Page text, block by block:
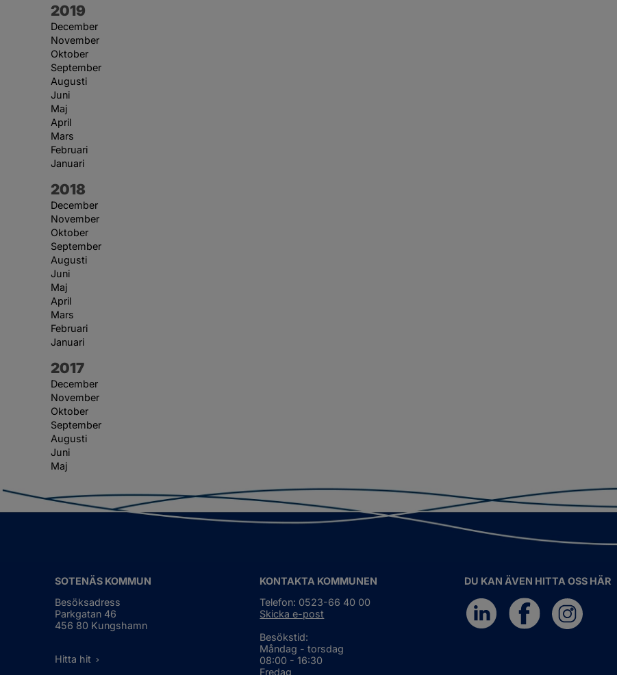
År:
2019
December
November
Oktober
September
Augusti
Juni
Maj
April
Mars
Februari
Januari
År:
2018
December
November
Oktober
September
Augusti
Juni
Maj
April
Mars
Februari
Januari
År:
2017
December
November
Oktober
September
Augusti
Juni
Maj
SOTENÄS KOMMUN
Besöksadress
Parkgatan 46
456 80 Kungshamn
Hitta hit
KONTAKTA KOMMUNEN
Telefon: 0523-66 40 00
Skicka e-post
Besökstid:
Måndag - torsdag
08:00 - 16:30
Fredag
DU KAN ÄVEN HITTA OSS HÄR